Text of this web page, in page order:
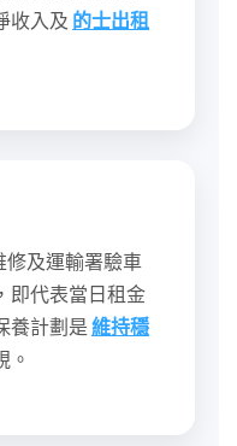
收入及 的士出租
及運輸署驗車
即代表當日租金
養計劃是 維持穩
。